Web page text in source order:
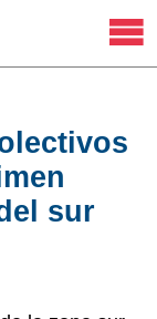
sur